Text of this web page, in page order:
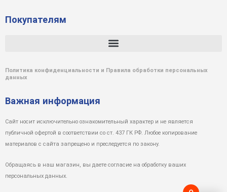
Покупателям
Политика конфиденциальности и Правила обработки персональных
данных
Важная информация
Сайт носит исключительно ознакомительный характер и не является
публичной офертой в соответствии со ст. 437 ГК РФ. Любое копирование
материалов с сайта запрещено и преследуется по закону.
Обращаясь в наш магазин, вы даете согласие на обработку ваших
персональных данных.